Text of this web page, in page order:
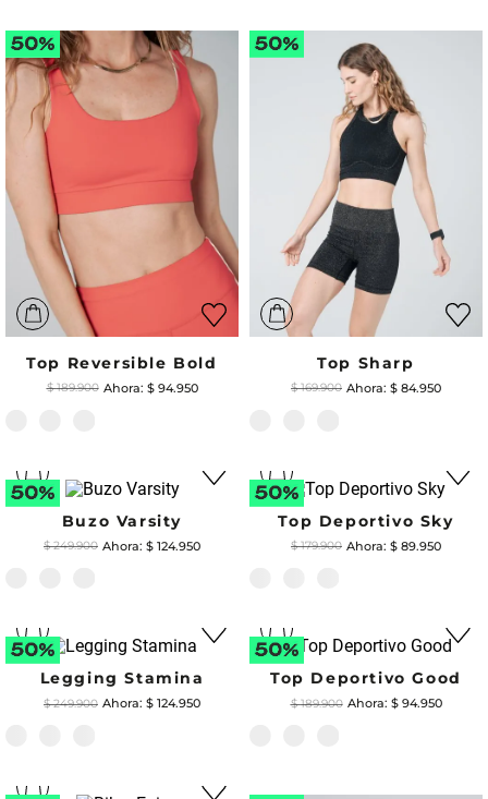
Top Reversible Bold
$ 189.900 $ 94.950
Top Sharp
$ 169.900 $ 84.950
Buzo Varsity
$ 249.900 $ 124.950
Top Deportivo Sky
$ 179.900 $ 89.950
Legging Stamina
$ 249.900 $ 124.950
Top Deportivo Good
$ 189.900 $ 94.950